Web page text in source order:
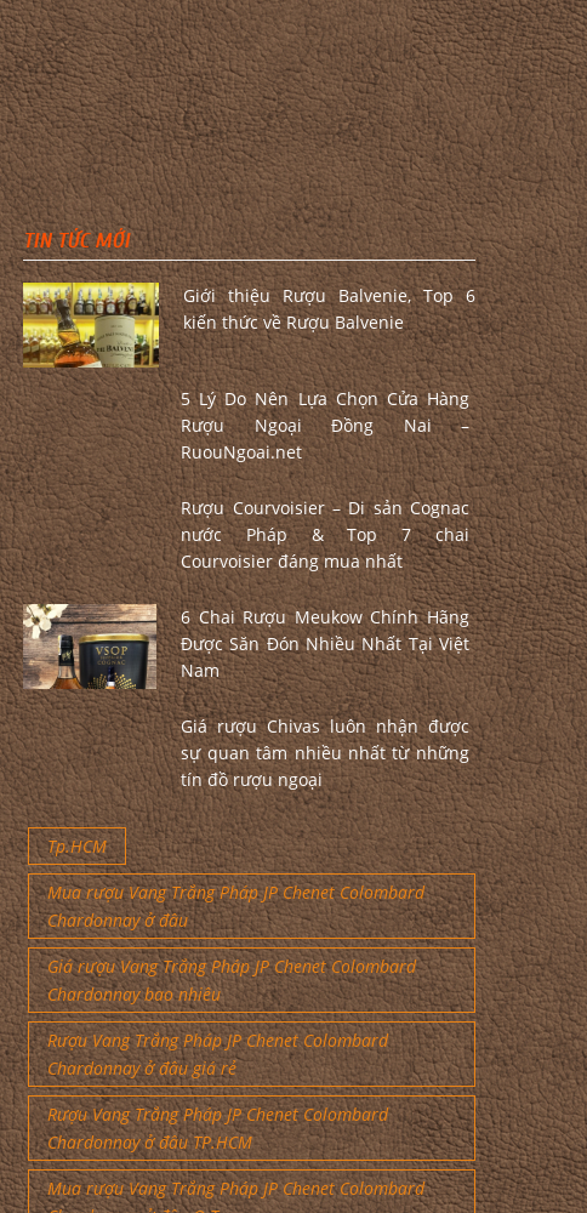
TIN TỨC MỚI
Giới thiệu Rượu Balvenie, Top 6
kiến thức về Rượu Balvenie
5 Lý Do Nên Lựa Chọn Cửa Hàng
Rượu Ngoại Đồng Nai –
RuouNgoai.net
Rượu Courvoisier – Di sản Cognac
nước Pháp & Top 7 chai
Courvoisier đáng mua nhất
6 Chai Rượu Meukow Chính Hãng
Được Săn Đón Nhiều Nhất Tại Việt
Nam
Giá rượu Chivas luôn nhận được
sự quan tâm nhiều nhất từ những
tín đồ rượu ngoại
Tp.HCM
Mua rượu Vang Trắng Pháp JP Chenet Colombard
Chardonnay ở đâu
Giá rượu Vang Trắng Pháp JP Chenet Colombard
Chardonnay bao nhiêu
Rượu Vang Trắng Pháp JP Chenet Colombard
Chardonnay ở đâu giá rẻ
Rượu Vang Trắng Pháp JP Chenet Colombard
Chardonnay ở đâu TP.HCM
Mua rượu Vang Trắng Pháp JP Chenet Colombard